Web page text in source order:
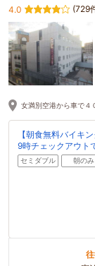
4.0
(729
女満別空港から車で４
【朝食無料バイキ
9時チェックアウト
セミダブル 朝のみ